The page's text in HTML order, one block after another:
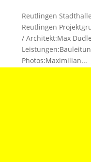
Reutlingen
Reutlingen
/ Architekt:Max
Photos:Maximilian...